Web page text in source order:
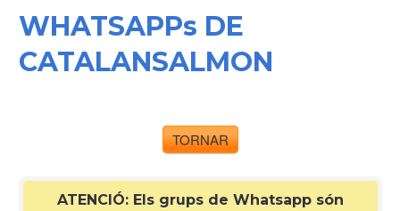
WHATSAPPs DE
CATALANSALMON
TORNAR
ATENCIÓ: Els grups de Whatsapp són